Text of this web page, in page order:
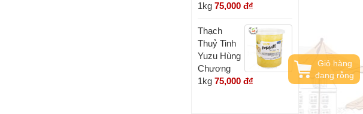
1kg 75,000 đ₫
Thạch
Thuỷ Tinh
Yuzu Hùng
Chương
1kg 75,000 đ₫
Giỏ hàng
đang rỗng